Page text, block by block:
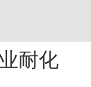
耐化